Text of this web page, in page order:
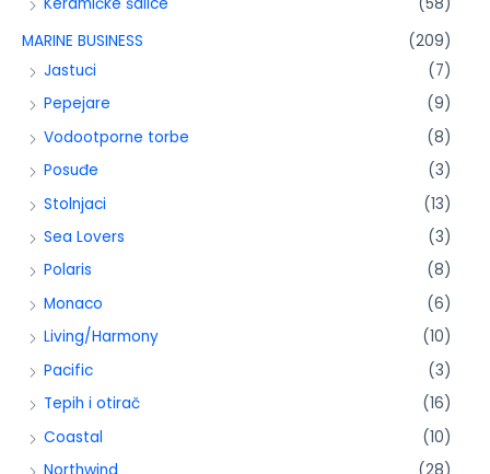
MARINE BUSINESS
(209)
Jastuci
(7)
Pepejare
(9)
Vodootporne torbe
(8)
Posuđe
(3)
Stolnjaci
(13)
Sea Lovers
(3)
Polaris
(8)
Monaco
(6)
Living/Harmony
(10)
Pacific
(3)
Tepih i otirač
(16)
Coastal
(10)